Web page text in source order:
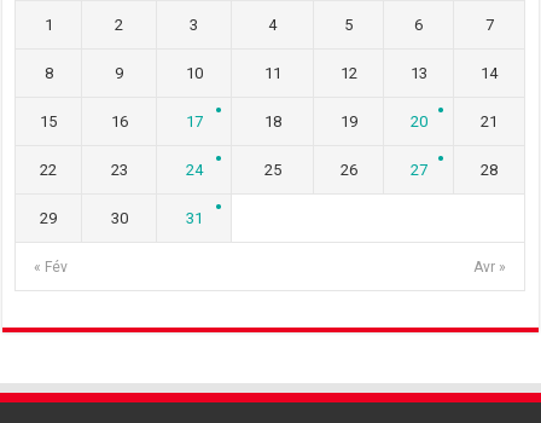
« Fév Avr »
1 2 3 4 5 6 7
8 9 10 11 12 13 14
15 16 17 18 19 20 21
22 23 24 25 26 27 28
29 30 31